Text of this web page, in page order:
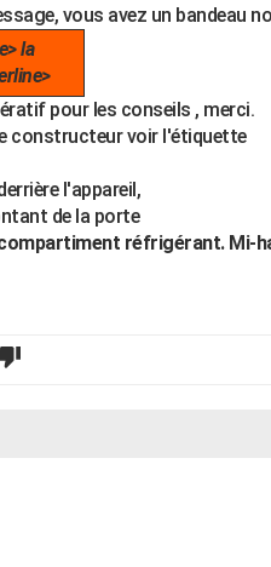
vous avez un bandeau
la
pour les conseils , merci.
constructeur voir l'étiquette
l'appareil,
de la porte
réfrigérant. Mi-